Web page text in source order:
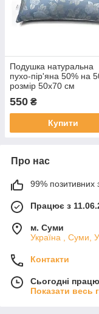
Подушка натуральна
пухо-пір'яна 50% на
розмір 50х70 см
550 ₴
Купити
Про нас
99% позитивних з
Працює з
м. Суми
Україна , Суми,
Контакти
Сьогодні
Показати весь